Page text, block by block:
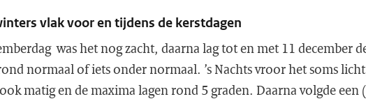
vlak voor en tijdens de kerstdagen
was het nog zacht, daarna lag tot en met 11 december
normaal of iets onder normaal. ’s Nachts vroor het soms
matig en de maxima lagen rond 5 graden. Daarna volgde een